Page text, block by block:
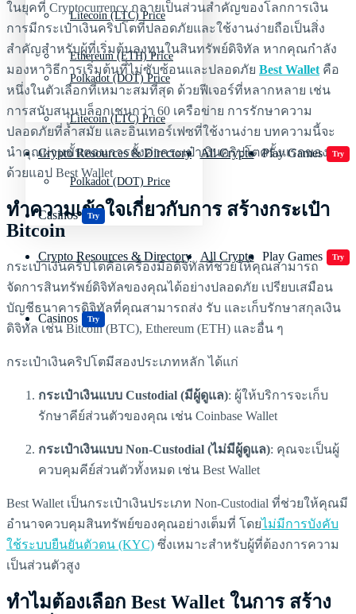
Litecoin (LTC) Price
Polkadot (DOT) Price
Crypto Resources & Directory All Crypto Play Games Try
Casinos Try
Ethereum (ETH) Price
Litecoin (LTC) Price
Polkadot (DOT) Price
Crypto Resources & Directory All Crypto Play Games Try
Casinos Try
ในยุคที่ Cryptocurrency กลายเป็นส่วนสำคัญของโลกการเงิน
การมีกระเป๋าเงินคริปโตที่ปลอดภัยและใช้งานง่ายถือเป็นสิ่ง
สำคัญสำหรับผู้ที่เริ่มต้นลงทุนในสินทรัพย์ดิจิทัล หากคุณกำลัง
มองหาวิธีการเริ่มต้นที่ไม่ซับซ้อนและปลอดภัย Best Wallet คือ
หนึ่งในตัวเลือกที่เหมาะสมที่สุด ด้วยฟีเจอร์ที่หลากหลาย เช่น
การสนับสนุนบล็อกเชนกว่า 60 เครือข่าย การรักษาความ
ปลอดภัยที่ล้ำสมัย และอินเทอร์เฟซที่ใช้งานง่าย บทความนี้จะ
นำคุณผ่านขั้นตอนการตั้งค่ากระเป๋าเงินคริปโตครั้งแรกของคุณ
ด้วยแอป Best Wallet
ทำความเข้าใจเกี่ยวกับการ สร้างกระเป๋า
Bitcoin
กระเป๋าเงินคริปโตคือเครื่องมือดิจิทัลที่ช่วยให้คุณสามารถ
จัดการสินทรัพย์ดิจิทัลของคุณได้อย่างปลอดภัย เปรียบเสมือน
บัญชีธนาคารดิจิทัลที่คุณสามารถส่ง รับ และเก็บรักษาสกุลเงิน
ดิจิทัล เช่น Bitcoin (BTC), Ethereum (ETH) และอื่น ๆ
กระเป๋าเงินคริปโตมีสองประเภทหลัก ได้แก่
กระเป๋าเงินแบบ Custodial (มีผู้ดูแล): ผู้ให้บริการจะเก็บ
รักษาคีย์ส่วนตัวของคุณ เช่น Coinbase Wallet
กระเป๋าเงินแบบ Non-Custodial (ไม่มีผู้ดูแล): คุณจะเป็นผู้
ควบคุมคีย์ส่วนตัวทั้งหมด เช่น Best Wallet
Best Wallet เป็นกระเป๋าเงินประเภท Non-Custodial ที่ช่วยให้คุณมี
อำนาจควบคุมสินทรัพย์ของคุณอย่างเต็มที่ โดยไม่มีการบังคับ
ใช้ระบบยืนยันตัวตน (KYC) ซึ่งเหมาะสำหรับผู้ที่ต้องการความ
เป็นส่วนตัวสูง
ทำไมต้องเลือก Best Wallet ในการ สร้าง